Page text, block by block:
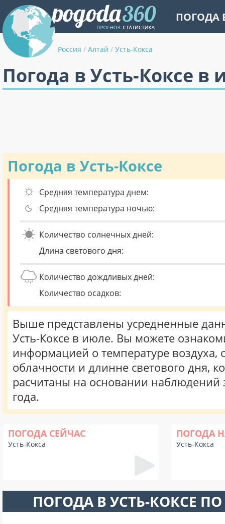
ПОГОДА
Россия / Алтай / Усть-Кокса
Погода в Усть-Коксе в
Погода в Усть-Коксе
Средняя температура днем:
Средняя температура ночью:
Количество солнечных дней:
Длина светового дня:
Количество дождливых дней:
Количество осадков:
Выше представлены усредненные
Усть-Коксе в июле. Вы можете
информацией о температуре воздуха,
облачности и длинне светового дня,
расчитаны на основании наблюдений
года.
ПОГОДА СЕЙЧАС
Усть-Кокса
ПОГОДА
Усть-Кокса
ПОГОДА В УСТЬ-КОКСЕ